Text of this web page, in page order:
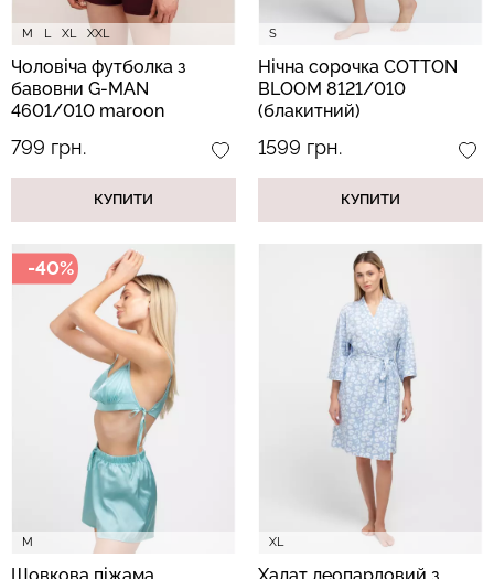
M L XL XXL
Чоловіча футболка з
бавовни G-MAN
4601/010 maroon
799 грн.
КУПИТИ
S
Нічна сорочка COTTON
BLOOM 8121/010
(блакитний)
1599 грн.
КУПИТИ
M
-40%
XL
482 грн.689 грн.
384 грн.549 грн.
Безшовний топ з легкою
корекцією BRA
SHAPEWEAR nude
(бежевий) Giulia
489 грн.
699 грн.
Топ на бретелях в рубчик
CAMI TOP RIB black
(чорний) Giulia
299 грн. 499 грн.